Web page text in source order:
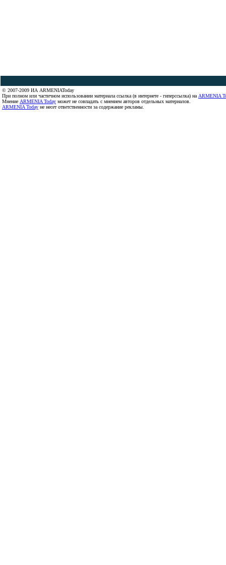
© 2007-2009 ИА ARMENIAToday
При полном или частичном использовании материала ссылка (в интернете - гиперссылка) на ARMENIA
Мнение ARMENIA Today может не совпадать с мнением авторов отдельных материалов.
ARMENIA Today не несет ответственности за содержание рекламы.